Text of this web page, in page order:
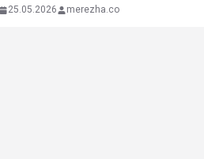
25.05.2026 merezha.co